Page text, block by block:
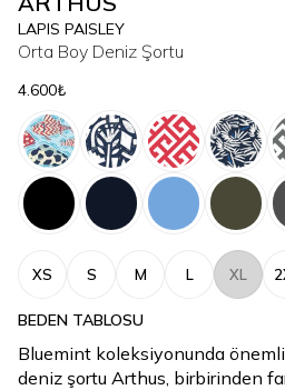
LAPIS PAISLEY
Orta Boy Deniz Şortu
4.600₺
XS S M L XL
BEDEN TABLOSU
Bluemint koleksiyonunda
deniz şortu Arthus, birbirinden